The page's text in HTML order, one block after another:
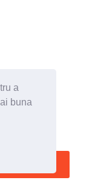
a
buna